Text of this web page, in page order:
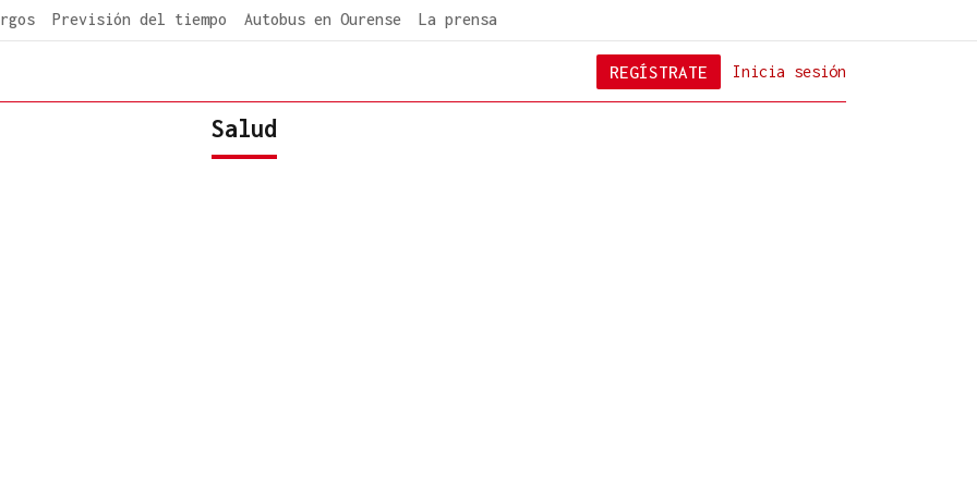
Previsión del tiempo Autobus en Ourense La prensa
Inicia sesión
REGÍSTRATE
Salud